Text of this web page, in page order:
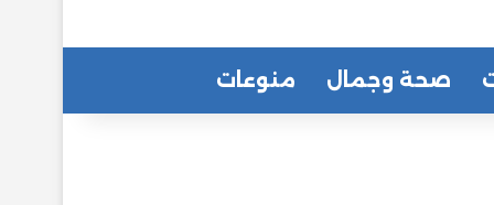
صحة وجمال منوعات